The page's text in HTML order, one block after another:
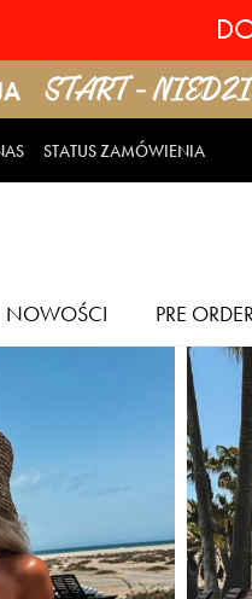
START -
STATUS ZAMÓWIENIA
NOWOŚCI PRE